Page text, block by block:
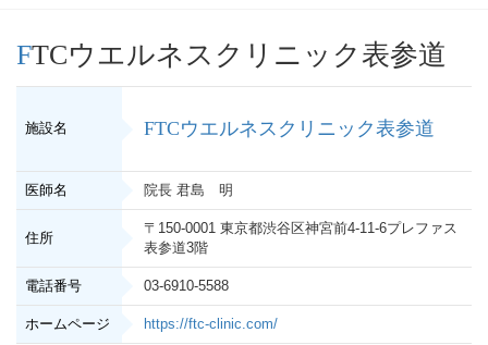
FTCウエルネスクリニック表参道
施設名 FTCウエルネスクリニック表参道
医師名 院長 君島 明
住所
〒150-0001 東京都渋谷区神宮前4-11-6プレファス
表参道3階
電話番号 03-6910-5588
ホームページ https://ftc-clinic.com/